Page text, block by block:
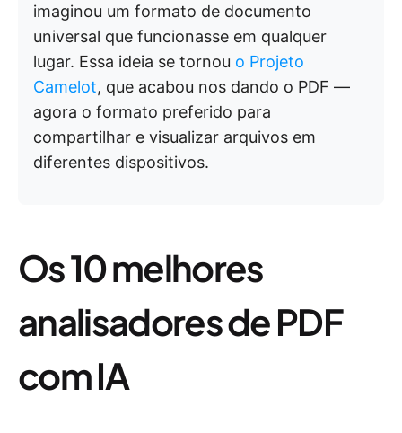
imaginou um formato de documento
universal que funcionasse em qualquer
lugar. Essa ideia se tornou o Projeto
Camelot, que acabou nos dando o PDF —
agora o formato preferido para
compartilhar e visualizar arquivos em
diferentes dispositivos.
Os 10 melhores
analisadores de PDF
com IA